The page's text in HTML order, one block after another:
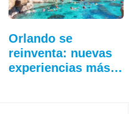
Orlando se
reinventa: nuevas
experiencias más